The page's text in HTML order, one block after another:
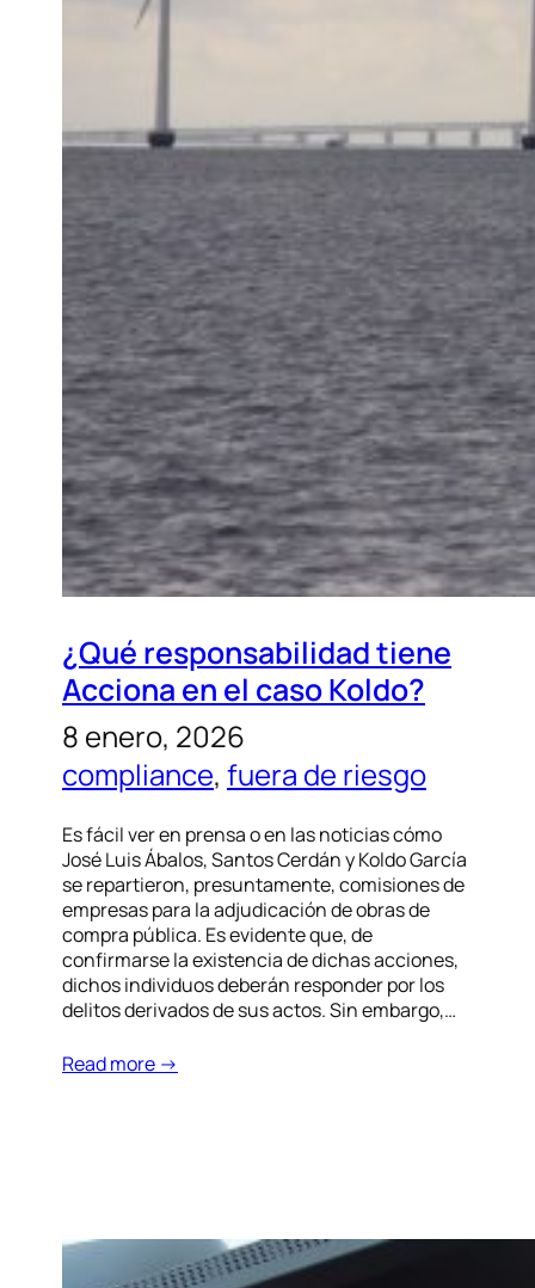
¿Qué responsabilidad tiene
Acciona en el caso Koldo?
8 enero, 2026
compliance, fuera de riesgo
Es fácil ver en prensa o en las noticias cómo
José Luis Ábalos, Santos Cerdán y Koldo García
se repartieron, presuntamente, comisiones de
empresas para la adjudicación de obras de
compra pública. Es evidente que, de
confirmarse la existencia de dichas acciones,
dichos individuos deberán responder por los
delitos derivados de sus actos. Sin embargo,…
Read more →